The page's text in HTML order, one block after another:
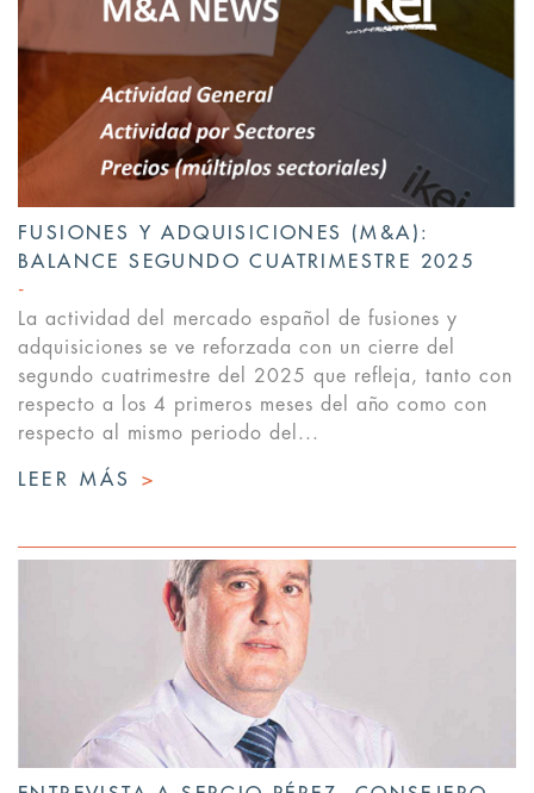
FUSIONES Y ADQUISICIONES (M&A):
BALANCE SEGUNDO CUATRIMESTRE 2025
La actividad del mercado español de fusiones y
adquisiciones se ve reforzada con un cierre del
segundo cuatrimestre del 2025 que refleja, tanto con
respecto a los 4 primeros meses del año como con
respecto al mismo periodo del...
LEER MÁS >